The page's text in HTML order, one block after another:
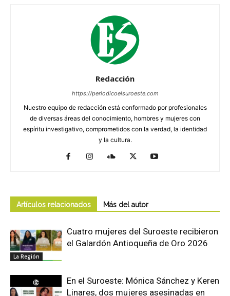
Redacción
https://periodicoelsuroeste.com
Nuestro equipo de redacción está conformado por profesionales
de diversas áreas del conocimiento, hombres y mujeres con
espíritu investigativo, comprometidos con la verdad, la identidad
y la cultura.
Artículos relacionados Más del autor
La Región
Cuatro mujeres del Suroeste recibieron
el Galardón Antioqueña de Oro 2026
En el Suroeste: Mónica Sánchez y Keren
Linares, dos mujeres asesinadas en